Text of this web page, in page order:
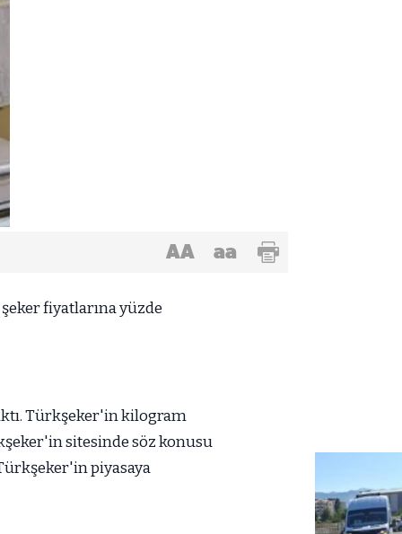
AA aa
fiyatlarına yüzde
Türkşeker'in kilogram
sitesinde söz konusu
piyasaya